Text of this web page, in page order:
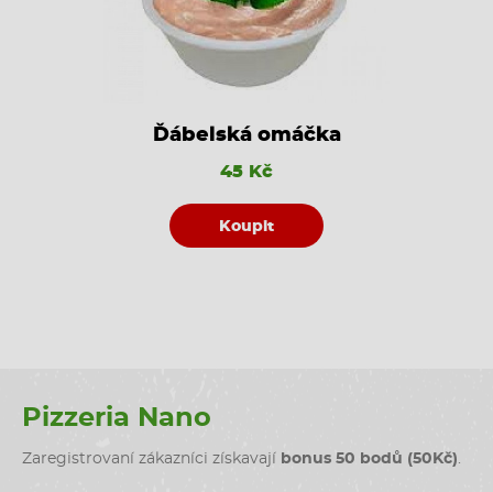
Ďábelská omáčka
45 Kč
Koupit
Pizzeria Nano
Zaregistrovaní zákazníci získavají bonus 50 bodů (50Kč).